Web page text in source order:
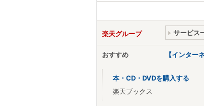
楽天グループ サービス
おすすめ 【インタ
本・CD・DVDを購入する
楽天ブックス